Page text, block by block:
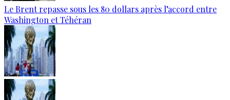
Le Brent repasse sous les 80 dollars après l’accord entre
Washington et Téhéran